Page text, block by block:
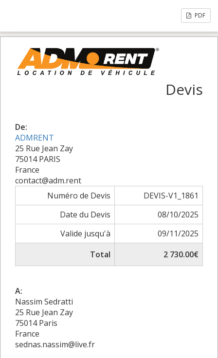
PDF
Devis
De:
ADMRENT
25 Rue Jean Zay
75014 PARIS
France
contact@adm.rent
Numéro de Devis
DEVIS-V1_1861
Date du Devis
08/10/2025
Valide jusqu'à
09/11/2025
Total
2 730.00€
A:
Nassim Sedratti
25 Rue Jean Zay
75014 Paris
France
sednas.nassim@live.fr